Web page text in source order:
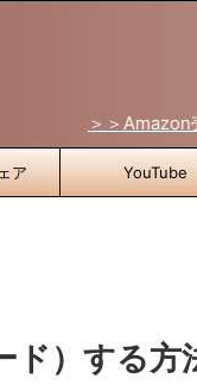
Amazon売れ筋ランキ
ア YouTube
）する方